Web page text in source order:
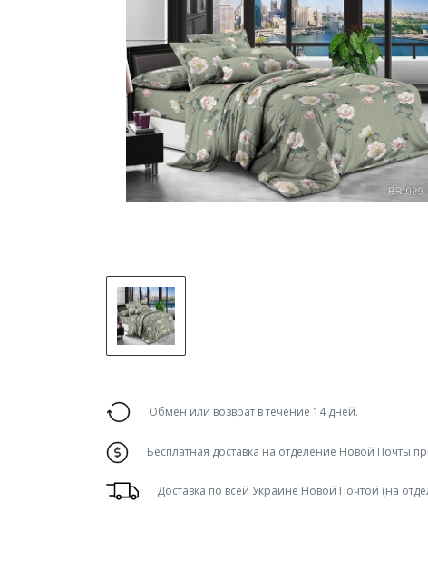
Обмен или возврат в течение 14 дней.
Бесплатная доставка на отделение Новой Почты
Доставка по всей Украине Новой Почтой (на